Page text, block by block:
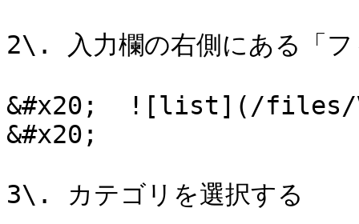
2\. 入力欄の右側にある「フ
&#x20;  ![list](/files/
&#x20;
3\. カテゴリを選択する